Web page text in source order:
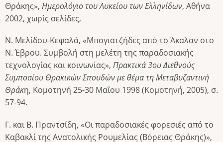
Θράκης», Ημερολόγιο του Λυκείου των Ελληνίδων, Αθήνα
2002, χωρίς σελίδες,
Ν. Μελίδου-Κεφαλά, «Μπογιατζήδες από το Άκαλαν στο
Ν. Έβρου. Συμβολή στη μελέτη της παραδοσιακής
τεχνολογίας και κοινωνίας», Πρακτικά 3ου Διεθνούς
Συμποσίου Θρακικών Σπουδών με θέμα τη Μεταβυζαντινή
Θράκη, Κομοτηνή 25-30 Μαΐου 1998 (Κομοτηνή, 2005), σ.
57-94.
Γ. και Β. Πραντσίδη, «Οι παραδοσιακές φορεσιές από το
Καβακλί της Ανατολικής Ρουμελίας (Βόρειας Θράκης)»,